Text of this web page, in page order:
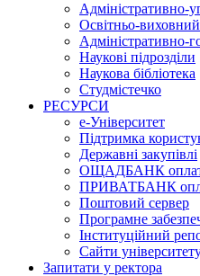
Адміністративно-
Освітньо-
Адміністративно-
Наукові підрозділи
Наукова бібліотека
Студмістечко
РЕСУРСИ
е-Університет
Підтримка
Державні закупівлі
ОЩАДБАНК
ПРИВАТБАНК
Поштовий сервер
Програмне
Інституційний
Сайти
Запитати у ректора